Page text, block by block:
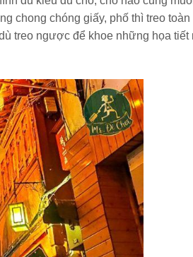
chong chóng giấy, phố thì treo toàn
treo ngược để khoe những họa tiết